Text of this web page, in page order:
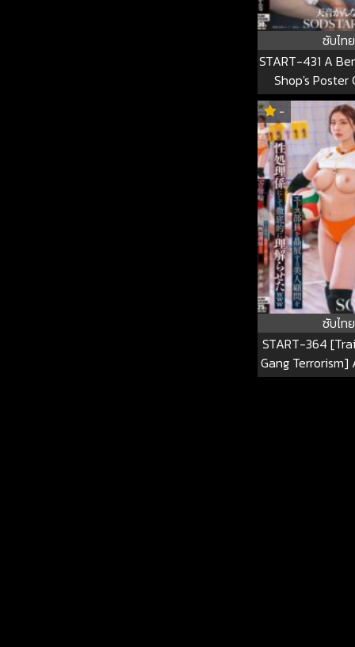
ซับไทย
START-431 A
Shop's Poster
Turned Into A
By Blue-collar
Workers With
While She Was
Body Was
Trusted Older
Coworkers.
START-
-
ซับไทย
START-364
Gang
Advisor Who